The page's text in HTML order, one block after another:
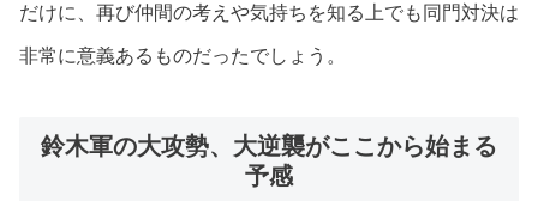
だけに、再び仲間の考えや気持ちを知る上でも同門対決は
非常に意義あるものだったでしょう。
鈴木軍の大攻勢、大逆襲がここから始まる
予感